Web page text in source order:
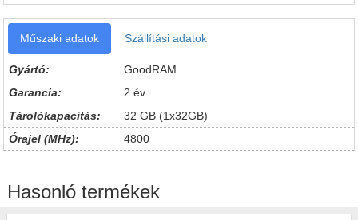
Műszaki adatok Szállítási adatok
Gyártó:
GoodRAM
Garancia:
2 év
Tárolókapacitás:
32 GB (1x32GB)
Órajel (MHz):
4800
Hasonló termékek